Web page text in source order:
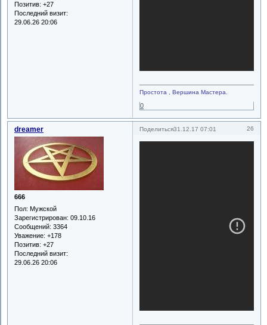
Позитив: +27
Последний визит:
29.06.26 20:06
Простота , Вершина Мастера.
0
Поделиться 26
31.12.17 07:01
dreamer
666
Пол: Мужской
Зарегистрирован: 09.10.16
Сообщений: 3364
Уважение: +178
Позитив: +27
Последний визит:
29.06.26 20:06